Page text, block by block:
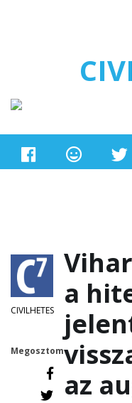
CIVILHETES
Megosztom
a
az